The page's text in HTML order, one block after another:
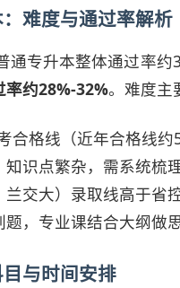
难度与通过率解析
通专升本整体通过率
率约28%-32%。难度主
格线（近年合格线约
识点繁杂，需系统梳
交大）录取线高于省
，专业课结合大纲做
与时间安排